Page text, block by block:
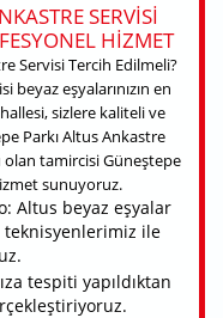
SERVISI
HIZMET
Servisi Tercih Edilmeli?
beyaz eşyalarınızın en
sizlere kaliteli ve
Parkı Altus Ankastre
olan tamircisi Güneştepe
sunuyoruz.
Altus beyaz eşyalar
teknisyenlerimiz ile
tespiti yapıldıktan